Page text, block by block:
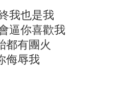
我也是我
逼你喜歡我
都有團火
侮辱我